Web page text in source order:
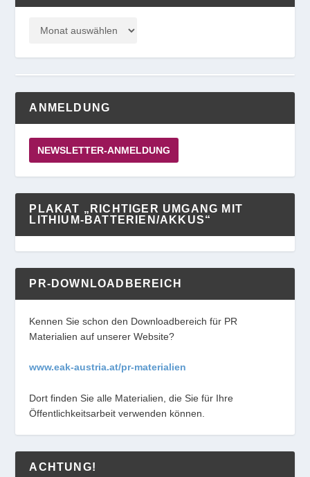
ANMELDUNG
NEWSLETTER-ANMELDUNG
PLAKAT „RICHTIGER UMGANG MIT
LITHIUM-BATTERIEN/AKKUS“
PR-DOWNLOADBEREICH
Kennen Sie schon den Downloadbereich für PR
Materialien auf unserer Website?
www.eak-austria.at/pr-materialien
Dort finden Sie alle Materialien, die Sie für Ihre
Öffentlichkeitsarbeit verwenden können.
ACHTUNG!